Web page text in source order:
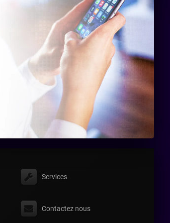
Services
Contactez nous